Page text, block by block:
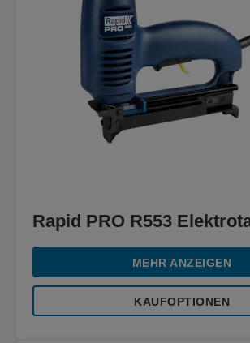
Rapid PRO R553
MEHR ANZEIGEN
KAUFOPTIONEN